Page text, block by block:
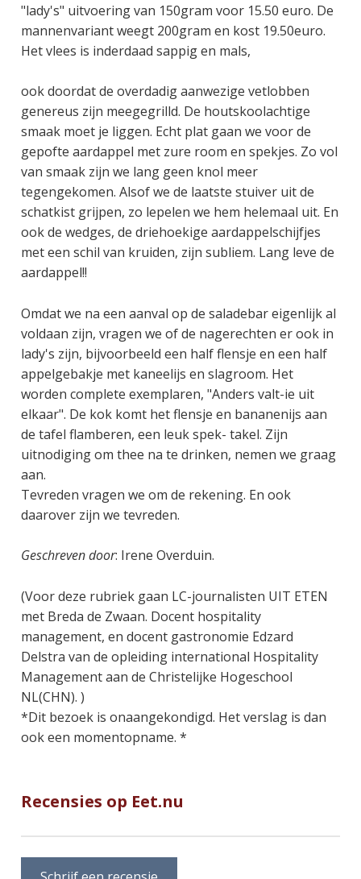
"lady's" uitvoering van 150gram voor 15.50 euro. De
mannenvariant weegt 200gram en kost 19.50euro.
Het vlees is inderdaad sappig en mals,
ook doordat de overdadig aanwezige vetlobben
genereus zijn meegegrilld. De houtskoolachtige
smaak moet je liggen. Echt plat gaan we voor de
gepofte aardappel met zure room en spekjes. Zo vol
van smaak zijn we lang geen knol meer
tegengekomen. Alsof we de laatste stuiver uit de
schatkist grijpen, zo lepelen we hem helemaal uit. En
ook de wedges, de driehoekige aardappelschijfjes
met een schil van kruiden, zijn subliem. Lang leve de
aardappel!!
Omdat we na een aanval op de saladebar eigenlijk al
voldaan zijn, vragen we of de nagerechten er ook in
lady's zijn, bijvoorbeeld een half flensje en een half
appelgebakje met kaneelijs en slagroom. Het
worden complete exemplaren, "Anders valt-ie uit
elkaar". De kok komt het flensje en bananenijs aan
de tafel flamberen, een leuk spek- takel. Zijn
uitnodiging om thee na te drinken, nemen we graag
aan.
Tevreden vragen we om de rekening. En ook
daarover zijn we tevreden.
Geschreven door: Irene Overduin.
(Voor deze rubriek gaan LC-journalisten UIT ETEN
met Breda de Zwaan. Docent hospitality
management, en docent gastronomie Edzard
Delstra van de opleiding international Hospitality
Management aan de Christelijke Hogeschool
NL(CHN). )
*Dit bezoek is onaangekondigd. Het verslag is dan
ook een momentopname. *
Recensies op Eet.nu